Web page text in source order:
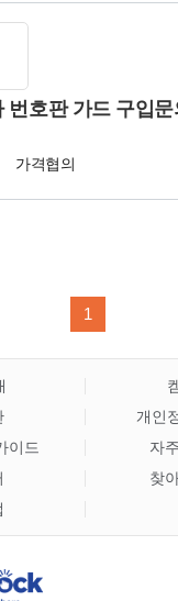
번호판 가드 구입문
가격협의
1
개인
이드
자
찾